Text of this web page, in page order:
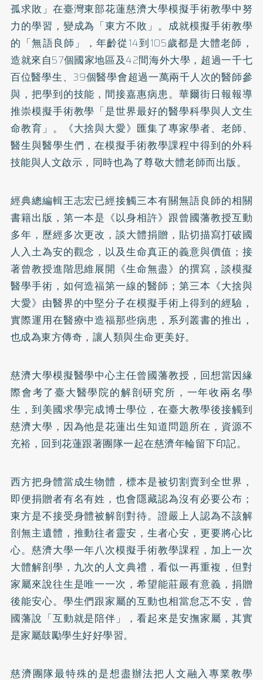
孤求敗」在臺灣東部花蓮慈濟大學模擬手術教學中努
力的學習，變成為「東方不敗」。成就模擬手術教學
的「無語良師」，年齡從14到105歲都是大體老師，
造就來自57個國家地區及42間海外大學，超過一千七
百位醫學生、39個醫學會超過一萬兩千人次的醫師參
與，把學到的技能，間接嘉惠病患。華爾街日報報導
推崇模擬手術教學「是世界最好的醫學科學與人文生
命教育」。《大捨與大愛》匯集了專家學者、老師、
醫生與醫學生們，在模擬手術教學課程中得到的外科
技能與人文啟示，同時也為了尊敬大體老師而出版。
經典總編輯王志宏已經接觸三本有關無語良師的相關
書籍出版，第一本是《以身相許》跟曾國藩教授互動
多年，歷經多次更改，談大體捐贈，貼切描寫打破國
人入土為安的觀念，以及生命真正的義意與價值；接
著曾教授進階思維展開《生命無盡》的撰寫，談模擬
醫學手術，如何造福第一線的醫師；第三本《大捨與
大愛》由醫界的中堅分子在模擬手術上得到的經驗，
實際運用在醫療中造福那些病患，系列叢書的推出，
也成為東方傳奇，讓人類與生命更美好。
慈濟大學模擬醫學中心主任曾國藩教授，回想當因緣
際會考了臺大醫學院的解剖研究所，一年收兩名學
生，到美國求學完成博士學位，在臺大教學後接觸到
慈濟大學，因為他是花蓮出生知道問題所在，資源不
充裕，回到花蓮跟著團隊一起在慈濟年輪留下印記。
西方把身體當成生物體，標本是被切割賣到全世界，
即便捐贈者有名有姓，也會隱藏認為沒有必要公布；
東方是不接受身體被解剖對待。證嚴上人認為不該解
剖無主遺體，推動往者靈安，生者心安，更要將心比
心。慈濟大學一年八次模擬手術教學課程，加上一次
大體解剖學，九次的人文典禮，看似一再重複，但對
家屬來說往生是唯一一次，希望能莊嚴有意義，捐贈
後能安心。學生們跟家屬的互動也相當怠忑不安，曾
國藩說「互動就是陪伴」，看起來是安撫家屬，其實
是家屬鼓勵學生好好學習。
慈濟團隊最特殊的是想盡辦法把人文融入專業教學